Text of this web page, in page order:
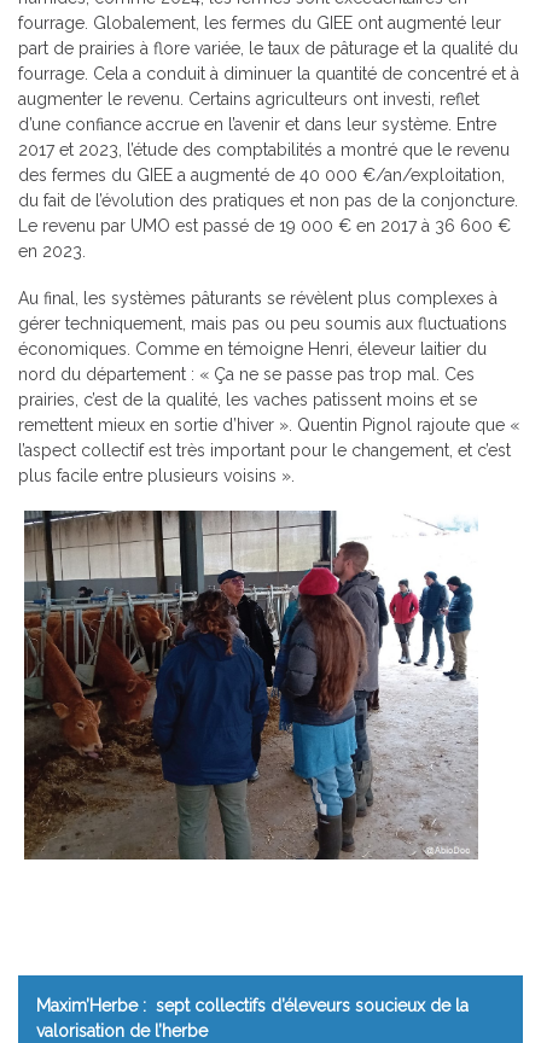
fourrage. Globalement, les fermes du GIEE ont augmenté leur
part de prairies à flore variée, le taux de pâturage et la qualité du
fourrage. Cela a conduit à diminuer la quantité de concentré et à
augmenter le revenu. Certains agriculteurs ont investi, reflet
d’une confiance accrue en l’avenir et dans leur système. Entre
2017 et 2023, l’étude des comptabilités a montré que le revenu
des fermes du GIEE a augmenté de 40 000 €/an/exploitation,
du fait de l’évolution des pratiques et non pas de la conjoncture.
Le revenu par UMO est passé de 19 000 € en 2017 à 36 600 €
en 2023.
Au final, les systèmes pâturants se révèlent plus complexes à
gérer techniquement, mais pas ou peu soumis aux fluctuations
économiques. Comme en témoigne Henri, éleveur laitier du
nord du département : « Ça ne se passe pas trop mal. Ces
prairies, c’est de la qualité, les vaches patissent moins et se
remettent mieux en sortie d’hiver ». Quentin Pignol rajoute que «
l’aspect collectif est très important pour le changement, et c’est
plus facile entre plusieurs voisins ».
Maxim’Herbe : sept collectifs d’éleveurs soucieux de la
valorisation de l’herbe